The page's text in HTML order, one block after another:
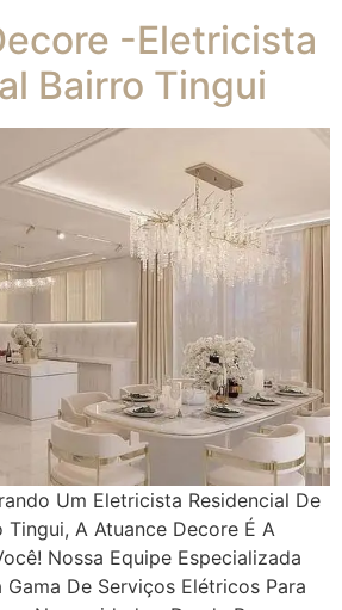
-Eletricista
Bairro Tingui
Um Eletricista Residencial De
A Atuance Decore É A
Nossa Equipe Especializada
De Serviços Elétricos Para